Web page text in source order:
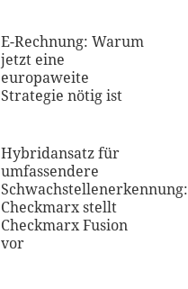
E-Rechnung: Warum
jetzt eine
europaweite
Strategie nötig ist
Hybridansatz für
umfassendere
Schwachstellenerkennung:
Checkmarx stellt
Checkmarx Fusion
vor